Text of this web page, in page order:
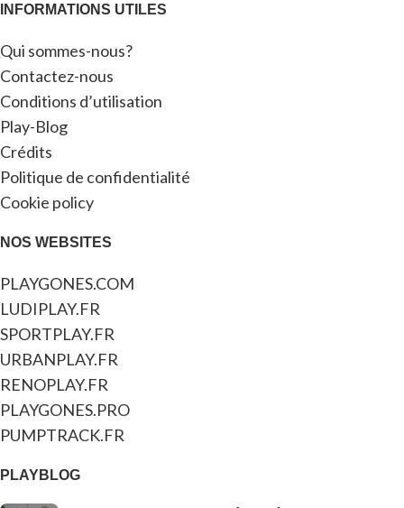
INFORMATIONS UTILES
Qui sommes-nous?
Contactez-nous
Conditions d’utilisation
Play-Blog
Crédits
Politique de confidentialité
Cookie policy
NOS WEBSITES
PLAYGONES.COM
LUDIPLAY.FR
SPORTPLAY.FR
URBANPLAY.FR
RENOPLAY.FR
PLAYGONES.PRO
PUMPTRACK.FR
PLAYBLOG